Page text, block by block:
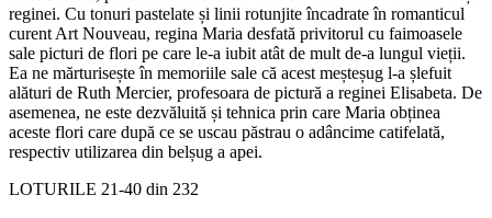
reginei. Cu tonuri pastelate și linii rotunjite încadrate în romanticul
curent Art Nouveau, regina Maria desfată privitorul cu faimoasele
sale picturi de flori pe care le-a iubit atât de mult de-a lungul vieții.
Ea ne mărturisește în memoriile sale că acest meșteșug l-a șlefuit
alături de Ruth Mercier, profesoara de pictură a reginei Elisabeta. De
asemenea, ne este dezvăluită și tehnica prin care Maria obținea
aceste flori care după ce se uscau păstrau o adâncime catifelată,
respectiv utilizarea din belșug a apei.
LOTURILE 21-40 din 232